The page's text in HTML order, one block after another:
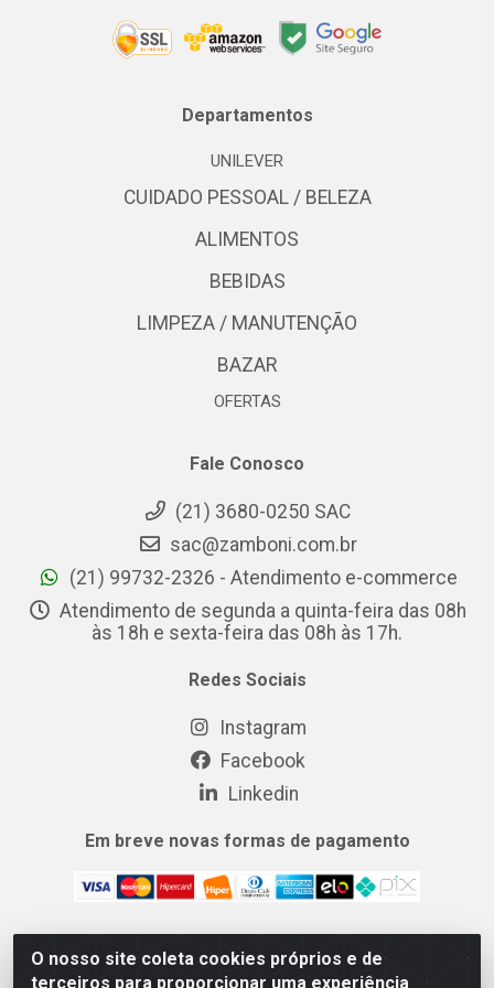
O nosso site coleta cookies próprios e de
terceiros para proporcionar uma experiência
Departamentos
UNILEVER
CUIDADO PESSOAL / BELEZA
ALIMENTOS
BEBIDAS
LIMPEZA / MANUTENÇÃO
BAZAR
OFERTAS
Fale Conosco
(21) 3680-0250 SAC
sac@zamboni.com.br
(21) 99732-2326 - Atendimento e-commerce
Atendimento de segunda a quinta-feira das 08h
às 18h e sexta-feira das 08h às 17h.
Redes Sociais
Instagram
Facebook
Linkedin
Em breve novas formas de pagamento
MIX CERTO DISTRIBUIDORA DE COSMÉTICOS ALIMENTOS E